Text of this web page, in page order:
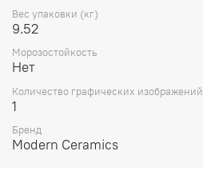
Вес упаковки (кг)
9.52
Морозостойкость
Нет
Количество графических изображений
1
Бренд
Modern Ceramics